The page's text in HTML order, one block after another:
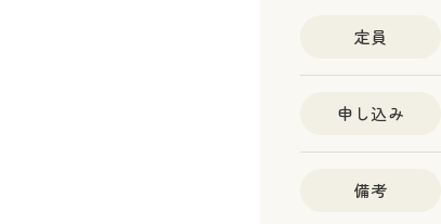
定員
申し込み
備考